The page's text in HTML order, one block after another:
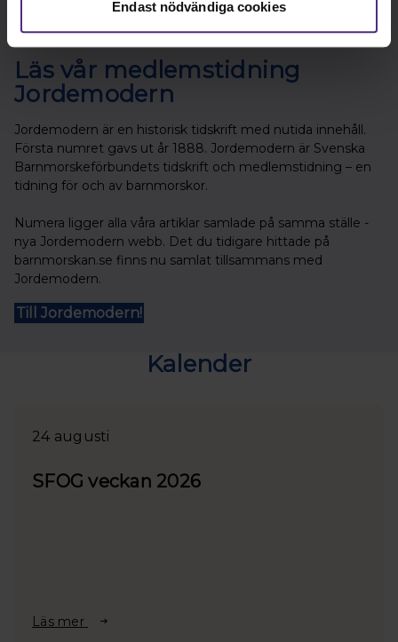
Endast nödvändiga cookies
Läs vår medlemstidning
Jordemodern
Jordemodern är en historisk tidskrift med nutida innehåll.
Första numret gavs ut år 1888. Jordemodern är Svenska
Barnmorskeförbundets tidskrift och medlemstidning – en
tidning för och av barnmorskor.
Numera ligger alla våra artiklar samlade på samma ställe -
nya Jordemodern webb. Det du tidigare hittade på
barnmorskan.se finns nu samlat tillsammans med
Jordemodern.
Till Jordemodern!
Kalender
24 augusti
SFOG veckan 2026
Läs mer